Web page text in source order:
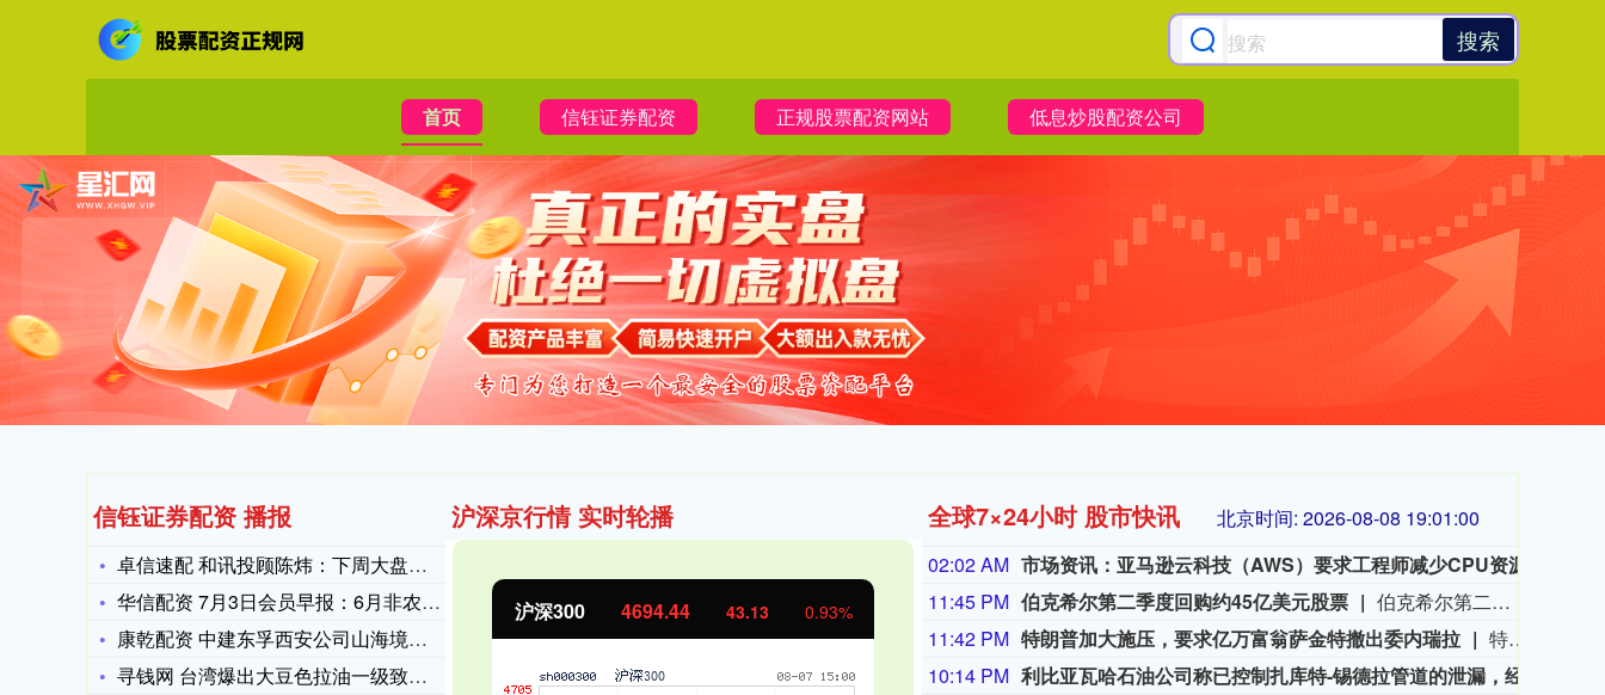
搜索
首页 信钰证券配资 正规股票配资网站 低息炒股配资公司
信钰证券配资 播报
卓信速配 和讯投顾陈炜：下周大盘能否继续突破？
华信配资 7月3日会员早报：6月非农仅5.7万 Meta 自
康乾配资 中建东孚西安公司山海境项目举办仲夏生活节-夏日星空
寻钱网 台湾爆出大豆色拉油一级致癌物超标，国台办：充分暴露民
沪深京行情 实时轮播
沪深300 4694.44 43.13 0.93% 北证50 1134.24 11.37 1.01% 创业板指 3563.12 47.56 1.35% 基金指数
全球7×24小时 股市快讯 北京时间: 2026-08-08 19:01:01
02:02 AM
11:45 PM 伯克希尔第二季度回购约45亿美元股票
伯克希尔第二季度斥资约45亿美元回购自身股票，并在期内买入近200亿美元股票，显示首席执行官阿贝尔正将公司庞大的现金储备更多投入市场。 伯克希尔第一季度开始回购股票，为一年多来的首次。阿贝尔今年早些时候表示，公司重新启动回购，是因为管理层认为股票的“内在价值”高于其市场价格。 CFRA Research分析师Cathy Seifert表示：“投资者会受到回购举措的鼓舞。这也是Greg接掌公司并彰显其主导地位的一种方式。” 此次股票回购为股东带来了自2021年以来规模最大的季度资本回报。伯克希尔第二季度现金储备降至3655亿美元，低于前一季度的约3970亿美元。
11:42 PM 特朗普加大施压，要求亿万富翁萨金特撤出委内瑞拉
特朗普政府正加大力度施压佛罗里达石油大亨、共和党捐赠人哈里·萨金特三世，要求其从委内瑞拉撤资。美国财政部周五冻结了萨金特旗下一家离岸公司的资产，该公司参与委内瑞拉石油开采业务。消息人士称，与此同时，财政部出具许可文件，准许他处置退出该企业的相关权益。美国财政部外国资产控制办公室对萨金特的蓝浪地产有限公司实施处罚，该公司目前按遭制裁状态开展业务。
10:14 PM